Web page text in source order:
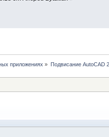
приложениях » Подвисание AutoCAD